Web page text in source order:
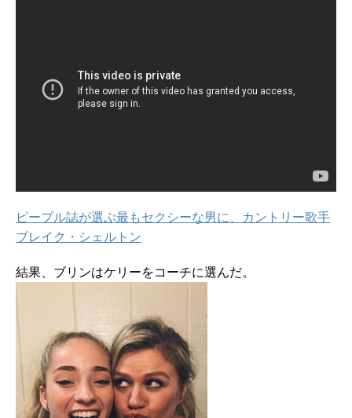
ピープル誌が選ぶ最もセクシーな男に、カントリー歌手
ブレイク・シェルトン
結果、ブリンはケリーをコーチに選んだ。